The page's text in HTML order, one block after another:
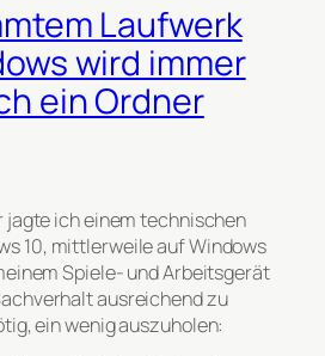
Laufwerk
wird immer
ein Ordner
jagte ich einem technischen
10, mittlerweile auf Windows
Spiele- und Arbeitsgerät
ausreichend zu
ein wenig auszuholen: